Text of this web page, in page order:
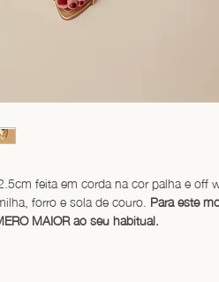
feita em corda na cor palha e off
forro e sola de couro. Para este
MAIOR ao seu habitual.